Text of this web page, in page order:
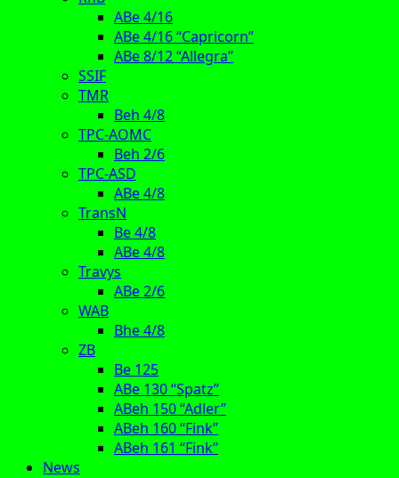
ABe 4/16
ABe 4/16 “Capricorn”
ABe 8/12 “Allegra”
SSIF
TMR
Beh 4/8
TPC-AOMC
Beh 2/6
TPC-ASD
ABe 4/8
TransN
Be 4/8
ABe 4/8
Travys
ABe 2/6
WAB
Bhe 4/8
ZB
Be 125
ABe 130 “Spatz”
ABeh 150 “Adler”
ABeh 160 “Fink”
ABeh 161 “Fink”
News